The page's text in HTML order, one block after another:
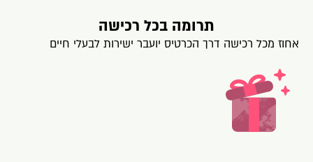
תרומה בכל רכישה
אחוז מכל רכישה דרך הכרטיס יועבר ישירות לבעלי חיים